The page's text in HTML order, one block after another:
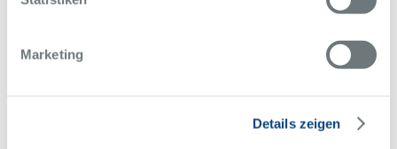
Marketing
Details zeigen
Alle Meldungen des Alfried Krupp Krankenhaus